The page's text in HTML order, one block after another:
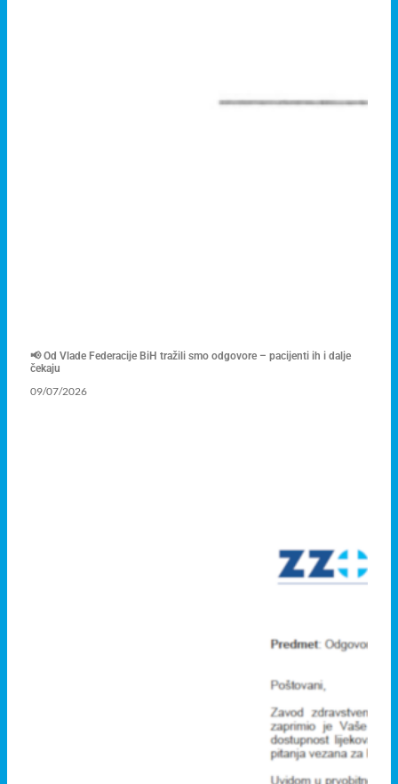
📢 Od Vlade Federacije BiH tražili smo odgovore – pacijenti ih i dalje
čekaju
09/07/2026